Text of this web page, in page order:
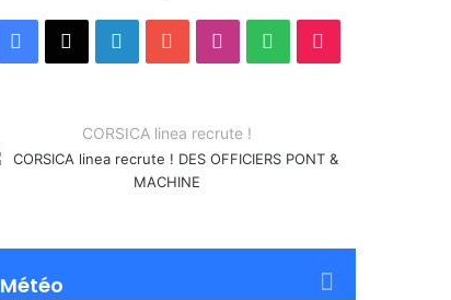
Facebook LinkedinYouTubeInstagram
Spotify
CORSICA linea recrute !
Météo